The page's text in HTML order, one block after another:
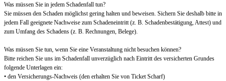
Was müssen Sie in jedem Schadenfall tun?
Sie müssen den Schaden möglichst gering halten und beweisen. Sichern Sie deshalb bitte in
jedem Fall geeignete Nachweise zum Schadeneintritt (z. B. Schadenbestätigung, Attest) und
zum Umfang des Schadens (z. B. Rechnungen, Belege).
Was müssen Sie tun, wenn Sie eine Veranstaltung nicht besuchen können?
Bitte reichen Sie uns im Schadenfall unverzüglich nach Eintritt des versicherten Grundes
folgende Unterlagen ein:
• den Versicherungs-Nachweis (den erhalten Sie von Ticket Scharf)